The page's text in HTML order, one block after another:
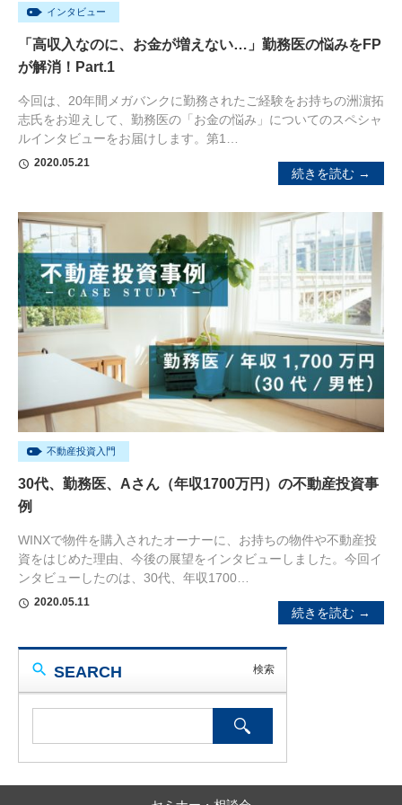
インタビュー
「高収入なのに、お金が増えない…」勤務医の悩みをFP
が解消！Part.1
今回は、20年間メガバンクに勤務されたご経験をお持ちの洲濵拓
志氏をお迎えして、勤務医の「お金の悩み」についてのスペシャ
ルインタビューをお届けします。第1…
schedule 2020.05.21
続きを読む →
不動産投資入門
30代、勤務医、Aさん（年収1700万円）の不動産投資事
例
WINXで物件を購入されたオーナーに、お持ちの物件や不動産投
資をはじめた理由、今後の展望をインタビューしました。今回イ
ンタビューしたのは、30代、年収1700…
schedule 2020.05.11
続きを読む →
SEARCH